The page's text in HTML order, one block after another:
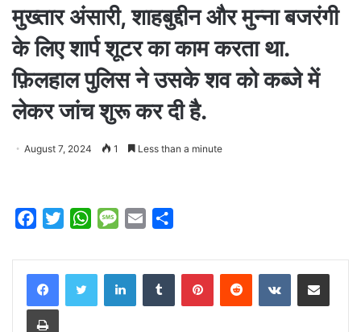
मुख्तार अंसारी, शाहबुद्दीन और मुन्ना बजरंगी
के लिए शार्प शूटर का काम करता था.
फ़िलहाल पुलिस ने उसके शव को कब्जे में
लेकर जांच शुरू कर दी है.
August 7, 2024 1 Less than a minute
c
e
b
o
i
t
W
a
s
M
s
a
a
l
a
e
LinkedInTumblr PinterestReddit VKontakteShare via Email
Print